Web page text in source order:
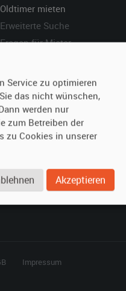
Oldtimer mieten
Erweiterte Suche
Fragen für Mieter
Hilfe
Häufige Fragen (FAQ)
So funktioniert's
Impressum
Service zu optimieren
das nicht wünschen,
werden nur
zum Betreiben der
zu Cookies in unserer
Akzeptieren